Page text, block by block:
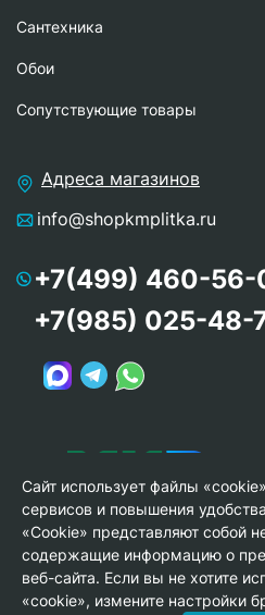
Сантехника
Обои
Сопутствующие товары
Адреса магазинов
info@shopkmplitka.ru
+7(499) 460-56-
+7(985) 025-48-
© Copyright 2013-2026
Сайт использует файлы
сервисов и повышения
«Cookie» представляют собой
содержащие информацию о
веб-сайта. Если вы не хотите
«cookie», измените настройки